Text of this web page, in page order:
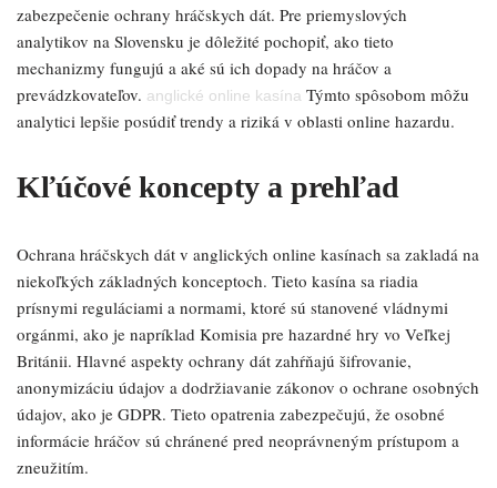
zabezpečenie ochrany hráčskych dát. Pre priemyslových
analytikov na Slovensku je dôležité pochopiť, ako tieto
mechanizmy fungujú a aké sú ich dopady na hráčov a
prevádzkovateľov. anglické online kasína Týmto spôsobom môžu
analytici lepšie posúdiť trendy a riziká v oblasti online hazardu.
Kľúčové koncepty a prehľad
Ochrana hráčskych dát v anglických online kasínach sa zakladá na
niekoľkých základných konceptoch. Tieto kasína sa riadia
prísnymi reguláciami a normami, ktoré sú stanovené vládnymi
orgánmi, ako je napríklad Komisia pre hazardné hry vo Veľkej
Británii. Hlavné aspekty ochrany dát zahŕňajú šifrovanie,
anonymizáciu údajov a dodržiavanie zákonov o ochrane osobných
údajov, ako je GDPR. Tieto opatrenia zabezpečujú, že osobné
informácie hráčov sú chránené pred neoprávneným prístupom a
zneužitím.